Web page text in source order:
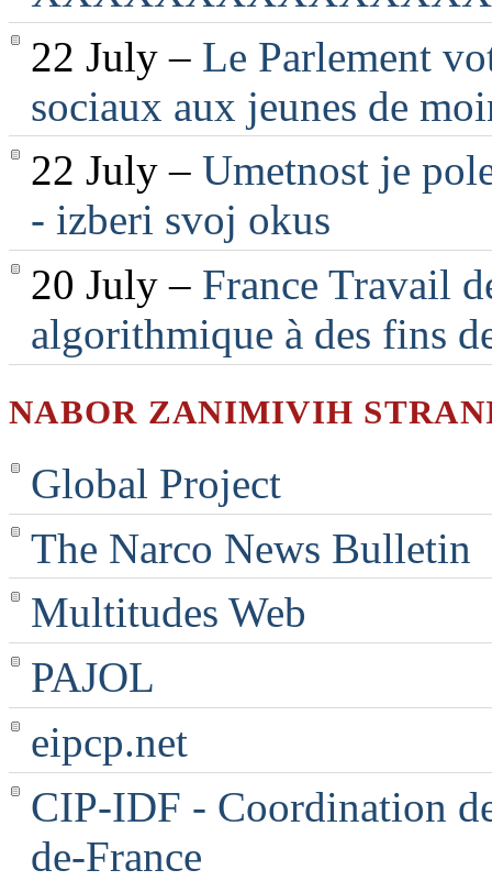
22 July – Le Parlement
sociaux aux jeunes de
22 July – Umetnost je
- izberi svoj okus
20 July – France Travail
algorithmique à des fins
NABOR ZANIMIVIH
Global Project
The Narco News Bulletin
Multitudes Web
PAJOL
eipcp.net
CIP-IDF - Coordination
de-France